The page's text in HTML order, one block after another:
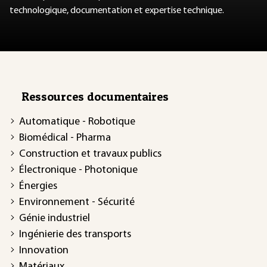
technologique, documentation et expertise technique.
Ressources documentaires
Automatique - Robotique
Biomédical - Pharma
Construction et travaux publics
Électronique - Photonique
Énergies
Environnement - Sécurité
Génie industriel
Ingénierie des transports
Innovation